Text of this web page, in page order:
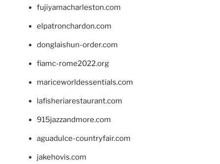
fujiyamacharleston.com
elpatronchardon.com
donglaishun-order.com
fiamc-rome2022.org
mariceworldessentials.com
lafisheriarestaurant.com
915jazzandmore.com
aguadulce-countryfair.com
jakehovis.com